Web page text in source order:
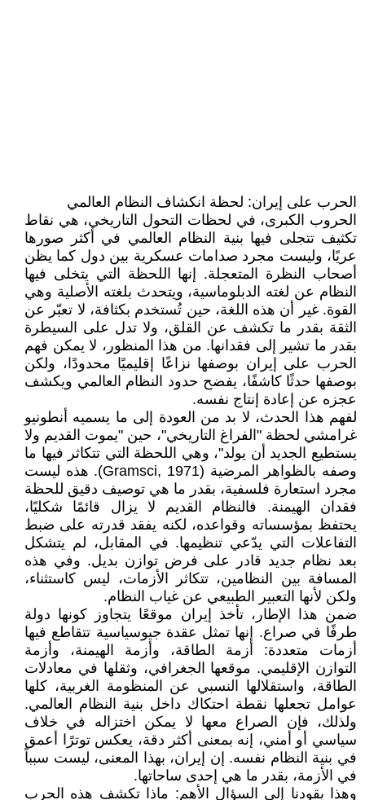
الحرب على إيران: لحظة انكشاف النظام العالمي
الحروب الكبرى، في لحظات التحول التاريخي، هي نقاط
تكثيف تتجلى فيها بنية النظام العالمي في أكثر صورها
عريًا، وليست مجرد صدامات عسكرية بين دول كما يظن
أصحاب النظرة المتعجلة. إنها اللحظة التي يتخلى فيها
النظام عن لغته الدبلوماسية، ويتحدث بلغته الأصلية وهي
القوة. غير أن هذه اللغة، حين تُستخدم بكثافة، لا تعبّر عن
الثقة بقدر ما تكشف عن القلق، ولا تدل على السيطرة
بقدر ما تشير إلى فقدانها. من هذا المنظور، لا يمكن فهم
الحرب على إيران بوصفها نزاعًا إقليميًا محدودًا، ولكن
بوصفها حدثًا كاشفًا، يفضح حدود النظام العالمي ويكشف
عجزه عن إعادة إنتاج نفسه.
لفهم هذا الحدث، لا بد من العودة إلى ما يسميه أنطونيو
غرامشي لحظة "الفراغ التاريخي"، حين "يموت القديم ولا
يستطيع الجديد أن يولد"، وهي اللحظة التي تتكاثر فيها ما
وصفه بالظواهر المرضية (Gramsci, 1971). هذه ليست
مجرد استعارة فلسفية، بقدر ما هي توصيف دقيق للحظة
فقدان الهيمنة. فالنظام القديم لا يزال قائمًا شكليًا،
يحتفظ بمؤسساته وقواعده، لكنه يفقد قدرته على ضبط
التفاعلات التي يدّعي تنظيمها. في المقابل، لم يتشكل
بعد نظام جديد قادر على فرض توازن بديل. وفي هذه
المسافة بين النظامين، تتكاثر الأزمات، ليس كاستثناء،
ولكن لأنها التعبير الطبيعي عن غياب النظام.
ضمن هذا الإطار، تأخذ إيران موقعًا يتجاوز كونها دولة
طرفًا في صراع. إنها تمثل عقدة جيوسياسية تتقاطع فيها
أزمات متعددة: أزمة الطاقة، وأزمة الهيمنة، وأزمة
التوازن الإقليمي. موقعها الجغرافي، وثقلها في معادلات
الطاقة، واستقلالها النسبي عن المنظومة الغربية، كلها
عوامل تجعلها نقطة احتكاك داخل بنية النظام العالمي.
ولذلك، فإن الصراع معها لا يمكن اختزاله في خلاف
سياسي أو أمني، إنه بمعنى أكثر دقة، يعكس توترًا أعمق
في بنية النظام نفسه. إن إيران، بهذا المعنى، ليست سبباً
في الأزمة، بقدر ما هي إحدى ساحاتها.
وهذا يقودنا إلى السؤال الأهم: ماذا تكشف هذه الحرب